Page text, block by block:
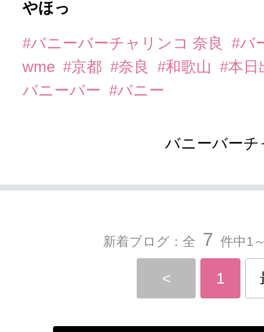
やほっ
#バニーバーチャリンコ 奈良
#バ
wme #京都 #奈良 #和歌山
#本
バニーバー #バニー
バニーバー
新着ブログ：全 7 件中1
< 1